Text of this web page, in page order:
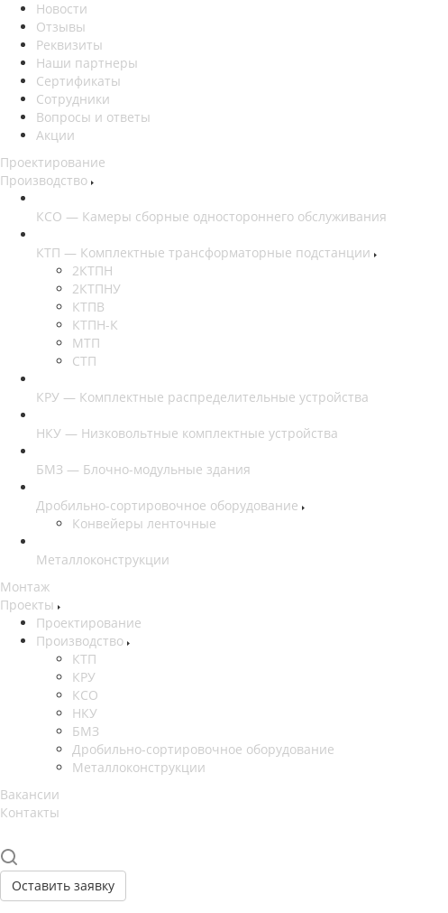
Новости
Отзывы
Реквизиты
Наши партнеры
Сертификаты
Сотрудники
Вопросы и ответы
Акции
Проектирование
Производство
КСО — Камеры сборные одностороннего обслуживания
КТП — Комплектные трансформаторные подстанции
2КТПН
2КТПНУ
КТПВ
КТПН-К
МТП
СТП
КРУ — Комплектные распределительные устройства
НКУ — Низковольтные комплектные устройства
БМЗ — Блочно-модульные здания
Дробильно-сортировочное оборудование
Конвейеры ленточные
Металлоконструкции
Монтаж
Проекты
Проектирование
Производство
КТП
КРУ
КСО
НКУ
БМЗ
Дробильно-сортировочное оборудование
Металлоконструкции
Вакансии
Контакты
Оставить заявку